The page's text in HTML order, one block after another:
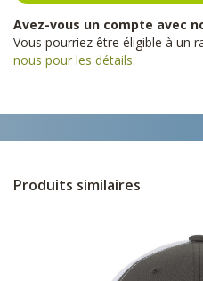
Avez-vous un compte avec
Vous pourriez être éligible à un
nous pour les détails.
Produits similaires